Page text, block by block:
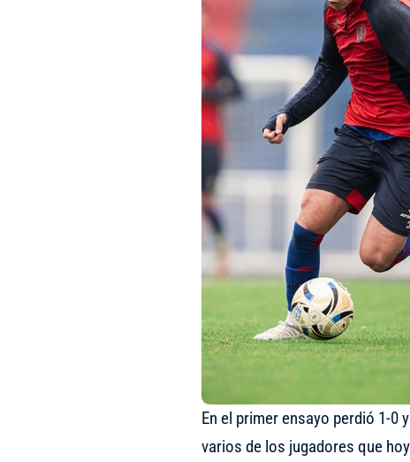
En el primer ensayo perdió 1-0
varios de los jugadores que